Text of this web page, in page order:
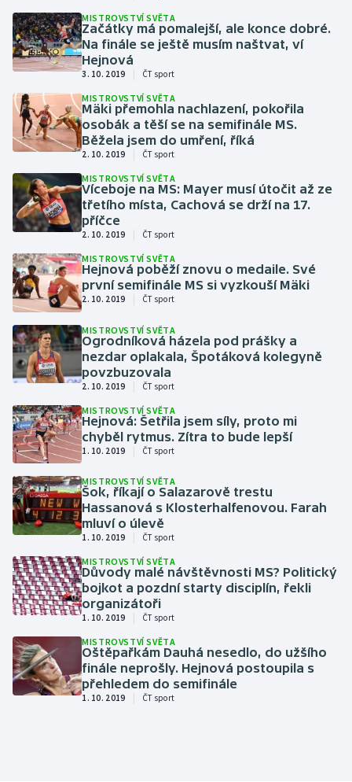
Rychlostní kanoistika
Short track
Sportovní střelba
Stolní tenis
Veslování
Vodní slalom
Volejbal
Ostatní
MISTROVSTVÍ SVĚTA
Začátky má pomalejší, ale konce dobré.
Na finále se ještě musím naštvat, ví
Hejnová
3. 10. 2019 ČT sport
MISTROVSTVÍ SVĚTA
Mäki přemohla nachlazení, pokořila
osobák a těší se na semifinále MS.
Běžela jsem do umření, říká
2. 10. 2019 ČT sport
MISTROVSTVÍ SVĚTA
Víceboje na MS: Mayer musí útočit až ze
třetího místa, Cachová se drží na 17.
příčce
2. 10. 2019 ČT sport
MISTROVSTVÍ SVĚTA
Hejnová poběží znovu o medaile. Své
první semifinále MS si vyzkouší Mäki
2. 10. 2019 ČT sport
MISTROVSTVÍ SVĚTA
Ogrodníková házela pod prášky a
nezdar oplakala, Špotáková kolegyně
povzbuzovala
2. 10. 2019 ČT sport
MISTROVSTVÍ SVĚTA
Hejnová: Šetřila jsem síly, proto mi
chyběl rytmus. Zítra to bude lepší
1. 10. 2019 ČT sport
MISTROVSTVÍ SVĚTA
Šok, říkají o Salazarově trestu
Hassanová s Klosterhalfenovou. Farah
mluví o úlevě
1. 10. 2019 ČT sport
MISTROVSTVÍ SVĚTA
Důvody malé návštěvnosti MS? Politický
bojkot a pozdní starty disciplín, řekli
organizátoři
1. 10. 2019 ČT sport
MISTROVSTVÍ SVĚTA
Oštěpařkám Dauhá nesedlo, do užšího
finále neprošly. Hejnová postoupila s
přehledem do semifinále
1. 10. 2019 ČT sport